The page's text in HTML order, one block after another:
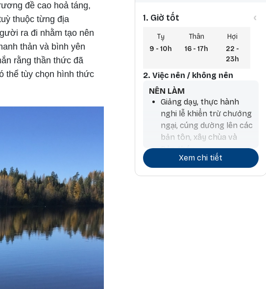
đề cao hoả táng,
thuộc từng địa
ra đi nhằm tạo nên
thản và bình yên
rằng thần thức đã
thể tùy chọn hình thức
1. Giờ tốt ‹
Tỵ
9 - 10h
Thân
16 - 17h
Hợi
22 -
23h
2. Việc nên / không nên
NÊN LÀM
Giảng dạy, thực hành
nghi lễ khiển trừ chướng
ngại, cúng dường lên các
bản tôn, xây chùa và
Bảo tháp
Tiến hành hoạt động
thương mại và ký kết
Xem chi tiết